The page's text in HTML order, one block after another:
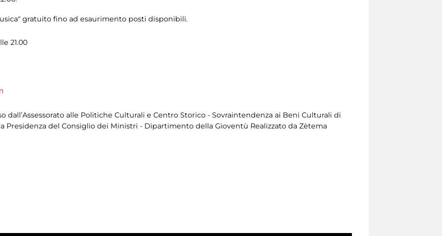
gratuito fino ad esaurimento posti disponibili.
21.00
dall’Assessorato alle Politiche Culturali e Centro Storico - Sovraintendenza ai Beni Culturali di
Presidenza del Consiglio dei Ministri - Dipartimento della Gioventù Realizzato da Zètema